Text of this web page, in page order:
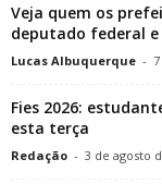
Veja quem os
deputado federal
Lucas Albuquerque -
Fies 2026:
esta terça
Redação - 3 de agosto